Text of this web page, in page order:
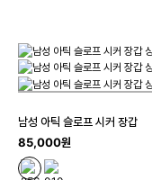
남성 아틱 슬로프 시커 장갑
85,000원